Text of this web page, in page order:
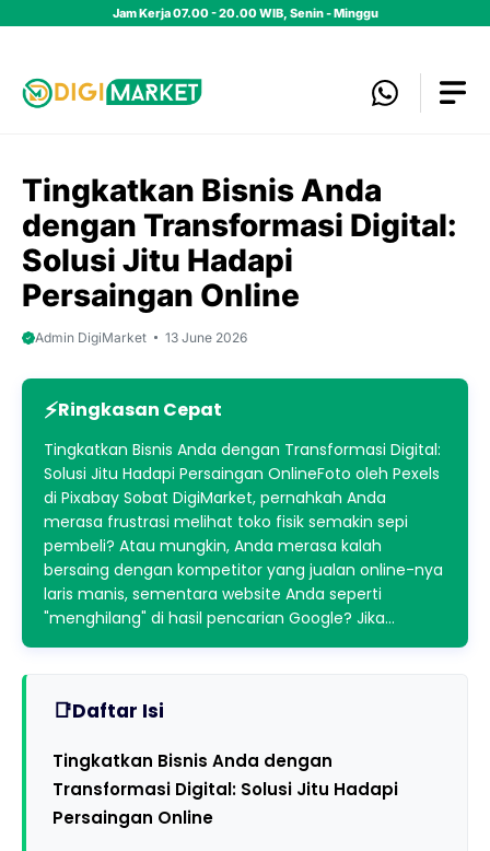
Jam Kerja 07.00 - 20.00 WIB, Senin - Minggu
Tingkatkan Bisnis Anda
dengan Transformasi Digital:
Solusi Jitu Hadapi
Persaingan Online
Admin DigiMarket 13 June 2026
Ringkasan Cepat
Tingkatkan Bisnis Anda dengan Transformasi Digital:
Solusi Jitu Hadapi Persaingan OnlineFoto oleh Pexels
di Pixabay Sobat DigiMarket, pernahkah Anda
merasa frustrasi melihat toko fisik semakin sepi
pembeli? Atau mungkin, Anda merasa kalah
bersaing dengan kompetitor yang jualan online-nya
laris manis, sementara website Anda seperti
"menghilang" di hasil pencarian Google? Jika…
Daftar Isi
Tingkatkan Bisnis Anda dengan
Transformasi Digital: Solusi Jitu Hadapi
Persaingan Online